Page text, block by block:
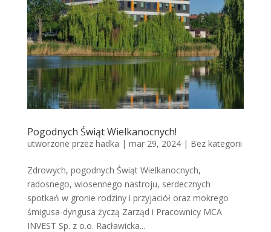
Pogodnych Świąt Wielkanocnych!
utworzone przez hadka | mar 29, 2024| Bez kategorii
Zdrowych, pogodnych Świąt Wielkanocnych,
radosnego, wiosennego nastroju, serdecznych
spotkań w gronie rodziny i przyjaciół oraz mokrego
śmigusa-dyngusa życzą Zarząd i Pracownicy MCA
INVEST Sp. z o.o. Racławicka...